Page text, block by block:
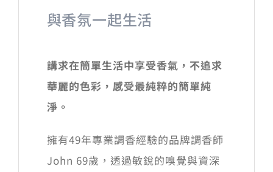
與香氛一起生活
講求在簡單生活中享受香氣，不追求
華麗的色彩，感受最純粹的簡單純
淨。
擁有49年專業調香經驗的品牌調香師
John 69歲，透過敏銳的嗅覺與資深